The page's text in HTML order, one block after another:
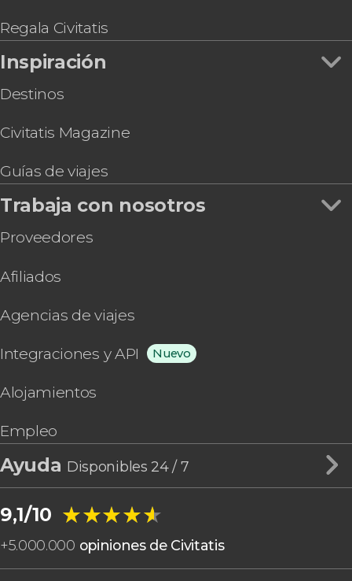
Regala Civitatis
Inspiración
Destinos
Civitatis Magazine
Guías de viajes
Trabaja con nosotros
Proveedores
Afiliados
Agencias de viajes
Integraciones y API Nuevo
Alojamientos
Empleo
Ayuda Disponibles 24 / 7
9,1/10 ★★★★★
★★★★★
+5.000.000 opiniones de Civitatis